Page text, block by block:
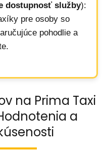
dostupnosť služby):
pre osoby so
pohodlie a
na Prima Taxi
a